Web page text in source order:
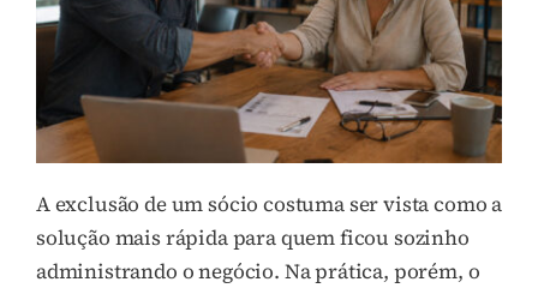
A exclusão de um sócio costuma ser vista como a
solução mais rápida para quem ficou sozinho
administrando o negócio. Na prática, porém, o